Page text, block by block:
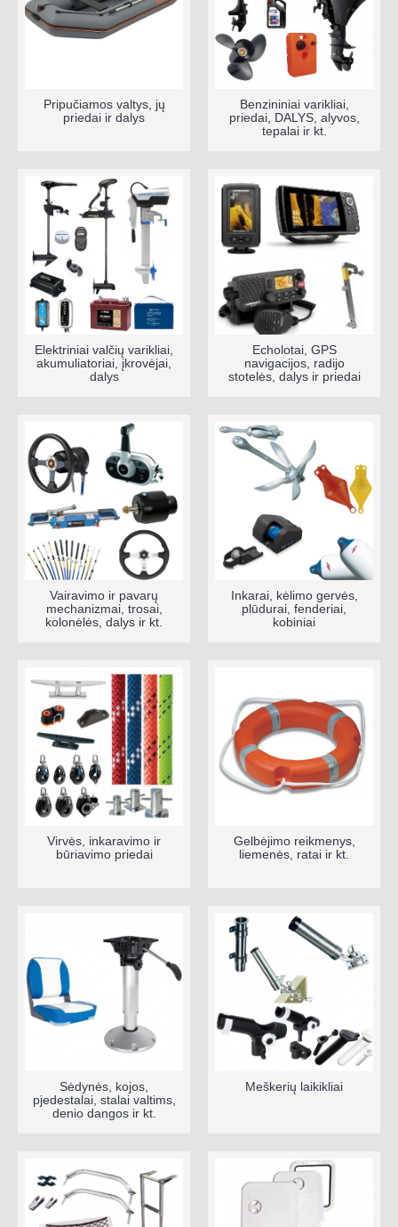
Pripučiamos valtys, jų
priedai ir dalys
Benzininiai varikliai,
priedai, DALYS, alyvos,
tepalai ir kt.
Elektriniai valčių varikliai,
akumuliatoriai, įkrovėjai,
dalys
Echolotai, GPS
navigacijos, radijo
stotelės, dalys ir priedai
Vairavimo ir pavarų
mechanizmai, trosai,
kolonėlės, dalys ir kt.
Inkarai, kėlimo gervės,
plūdurai, fenderiai,
kobiniai
Virvės, inkaravimo ir
būriavimo priedai
Gelbėjimo reikmenys,
liemenės, ratai ir kt.
Sėdynės, kojos,
pjedestalai, stalai valtims,
denio dangos ir kt.
Meškerių laikikliai